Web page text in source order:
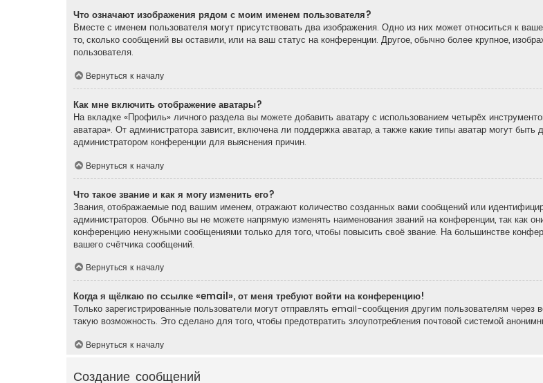
Что означают изображения рядом с моим именем пользователя?
Вместе с именем пользователя могут присутствовать два изображения. Одно из них может относиться к
то, сколько сообщений вы оставили, или на ваш статус на конференции. Другое, обычно более крупное,
пользователя.
Вернуться к началу
Как мне включить отображение аватары?
На вкладке «Профиль» личного раздела вы можете добавить аватару с использованием четырёх
аватара». От администратора зависит, включена ли поддержка аватар, а также какие типы аватар могут
администратором конференции для выяснения причин.
Вернуться к началу
Что такое звание и как я могу изменить его?
Звания, отображаемые под вашим именем, отражают количество созданных вами сообщений или
администраторов. Обычно вы не можете напрямую изменять наименования званий на конференции, так как
конференцию ненужными сообщениями только для того, чтобы повысить своё звание. На большинстве
вашего счётчика сообщений.
Вернуться к началу
Когда я щёлкаю по ссылке «email», от меня требуют войти на конференцию!
Только зарегистрированные пользователи могут отправлять email-сообщения другим пользователям
такую возможность. Это сделано для того, чтобы предотвратить злоупотребления почтовой системой
Вернуться к началу
Создание сообщений